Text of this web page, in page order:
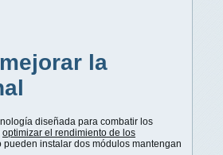
la
diseñada para combatir los
optimizar el rendimiento de los
pueden instalar dos módulos mantengan